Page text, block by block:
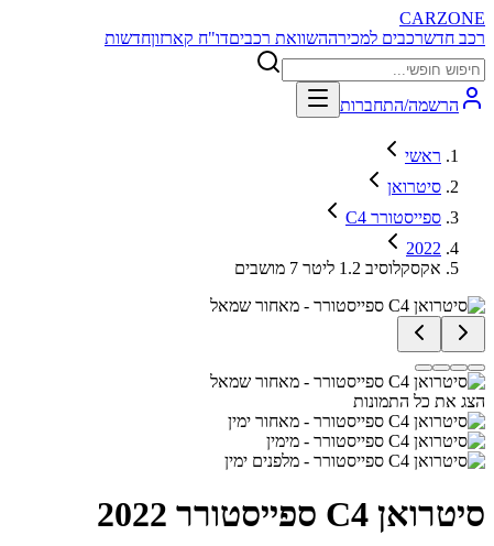
CARZONE
רכב חדשרכבים למכירההשוואת רכביםדו"ח קארזוןחדשות
הרשמה/התחברות
ראשי
סיטרואן
C4 ספייסטורר
2022
אקסקלוסיב 1.2 ליטר 7 מושבים
הצג את כל התמונות
סיטרואן C4 ספייסטורר 2022